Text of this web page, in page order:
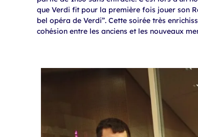
que Verdi fit pour la première fois jouer son
bel opéra de Verdi”. Cette soirée très
cohésion entre les anciens et les nouveaux